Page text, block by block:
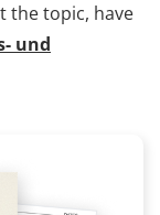
the topic, have
und